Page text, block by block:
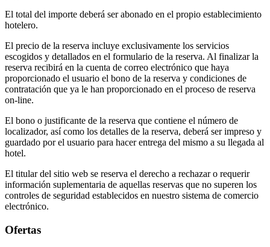
El total del importe deberá ser abonado en el propio establecimiento
hotelero.
El precio de la reserva incluye exclusivamente los servicios
escogidos y detallados en el formulario de la reserva. Al finalizar la
reserva recibirá en la cuenta de correo electrónico que haya
proporcionado el usuario el bono de la reserva y condiciones de
contratación que ya le han proporcionado en el proceso de reserva
on-line.
El bono o justificante de la reserva que contiene el número de
localizador, así como los detalles de la reserva, deberá ser impreso y
guardado por el usuario para hacer entrega del mismo a su llegada al
hotel.
El titular del sitio web se reserva el derecho a rechazar o requerir
información suplementaria de aquellas reservas que no superen los
controles de seguridad establecidos en nuestro sistema de comercio
electrónico.
Ofertas